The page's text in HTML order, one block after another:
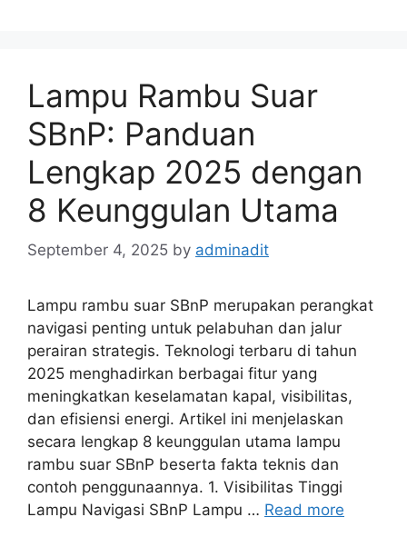
Lampu Rambu Suar
SBnP: Panduan
Lengkap 2025 dengan
8 Keunggulan Utama
September 4, 2025 by adminadit
Lampu rambu suar SBnP merupakan perangkat
navigasi penting untuk pelabuhan dan jalur
perairan strategis. Teknologi terbaru di tahun
2025 menghadirkan berbagai fitur yang
meningkatkan keselamatan kapal, visibilitas,
dan efisiensi energi. Artikel ini menjelaskan
secara lengkap 8 keunggulan utama lampu
rambu suar SBnP beserta fakta teknis dan
contoh penggunaannya. 1. Visibilitas Tinggi
Lampu Navigasi SBnP Lampu … Read more